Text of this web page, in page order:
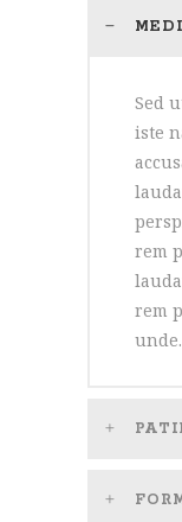
Sed
iste
rem
rem
unde.